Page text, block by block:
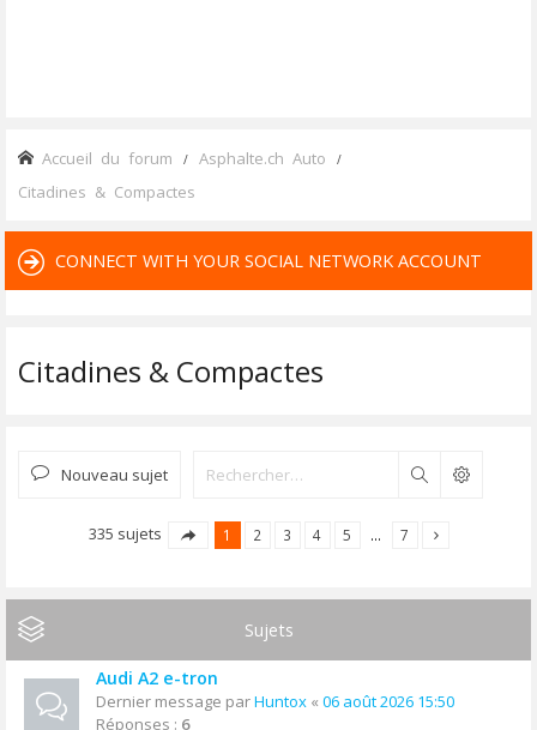
Accueil du forum Asphalte.ch Auto
Citadines & Compactes
CONNECT WITH YOUR SOCIAL NETWORK ACCOUNT
Citadines & Compactes
Nouveau sujet Rechercher
335 sujets 1 2 3 4 5 … 7
Sujets
Audi A2 e-tron
Dernier message parHuntox « 06 août 2026 15:50
Réponses : 6